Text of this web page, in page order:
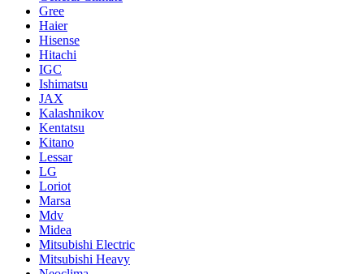
Gree
Haier
Hisense
Hitachi
IGC
Ishimatsu
JAX
Kalashnikov
Kentatsu
Kitano
Lessar
LG
Loriot
Marsa
Mdv
Midea
Mitsubishi Electric
Mitsubishi Heavy